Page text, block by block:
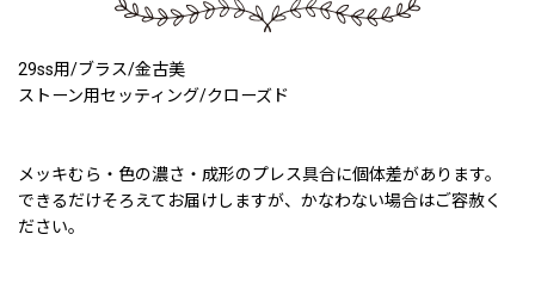
29ss用/ブラス/金古美
ストーン用セッティング/クローズド
メッキむら・色の濃さ・成形のプレス具合に個体差があります。
できるだけそろえてお届けしますが、かなわない場合はご容赦く
ださい。